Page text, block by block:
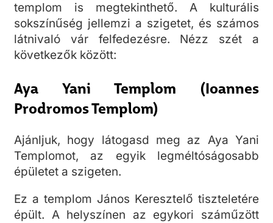
templom is megtekinthető. A kulturális
sokszínűség jellemzi a szigetet, és számos
látnivaló vár felfedezésre. Nézz szét a
következők között:
Aya Yani Templom (Ioannes
Prodromos Templom)
Ajánljuk, hogy látogasd meg az Aya Yani
Templomot, az egyik legméltóságosabb
épületet a szigeten.
Ez a templom János Keresztelő tiszteletére
épült. A helyszínen az egykori száműzött